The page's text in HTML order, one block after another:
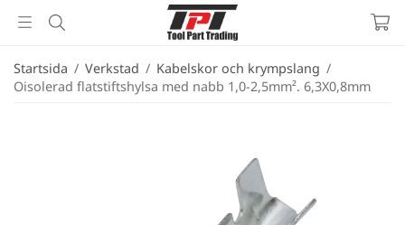
Startsida / Verkstad / Kabelskor och krympslang /
Oisolerad flatstiftshylsa med nabb 1,0-2,5mm². 6,3X0,8mm